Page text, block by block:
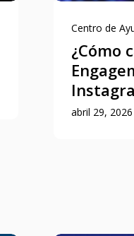
Centro de
¿Cómo
abril 29, 2026